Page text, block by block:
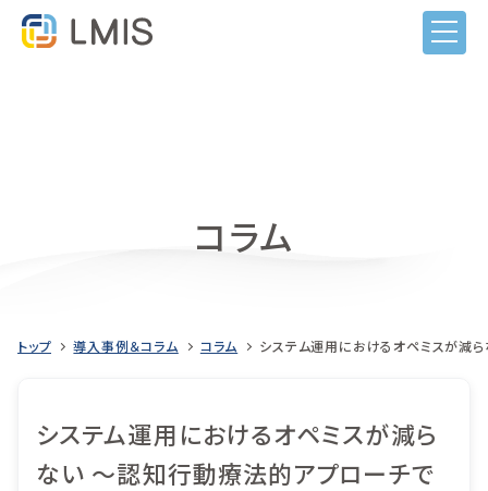
目的から選ぶ
コラム
トップ 導入事例＆コラム コラム システム運用におけるオペミスが減
システム運用におけるオペミスが減ら
ない ～認知行動療法的アプローチで